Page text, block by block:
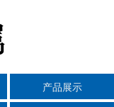
产品展示